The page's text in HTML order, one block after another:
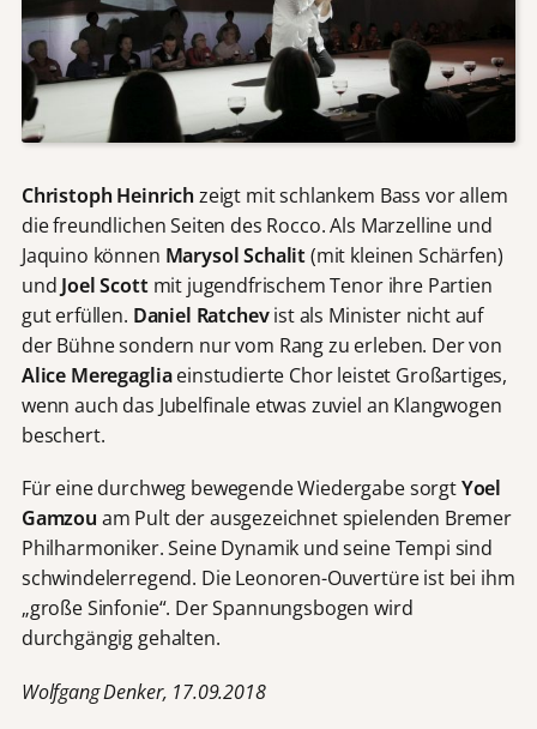
Christoph Heinrichzeigt mit schlankem Bass vor allem
die freundlichen Seiten des Rocco. Als Marzelline und
Jaquino können Marysol Schalit(mit kleinen Schärfen)
und Joel Scottmit jugendfrischem Tenor ihre Partien
gut erfüllen. Daniel Ratchevist als Minister nicht auf
der Bühne sondern nur vom Rang zu erleben. Der von
Alice Meregagliaeinstudierte Chor leistet Großartiges,
wenn auch das Jubelfinale etwas zuviel an Klangwogen
beschert.
Für eine durchweg bewegende Wiedergabe sorgtYoel
Gamzou am Pult der ausgezeichnet spielenden Bremer
Philharmoniker. Seine Dynamik und seine Tempi sind
schwindelerregend. Die Leonoren-Ouvertüre ist bei ihm
„große Sinfonie“. Der Spannungsbogen wird
durchgängig gehalten.
Wolfgang Denker, 17.09.2018